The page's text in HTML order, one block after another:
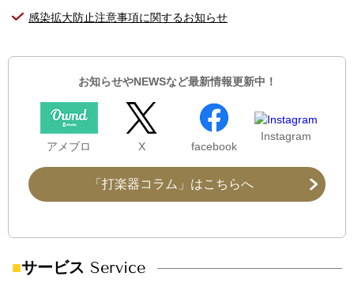
感染拡大防止注意事項に関するお知らせ
お知らせやNEWSなど最新情報更新中！
アメブロ X facebook
Instagram
「打楽器コラム」はこちらへ
■サービス Service